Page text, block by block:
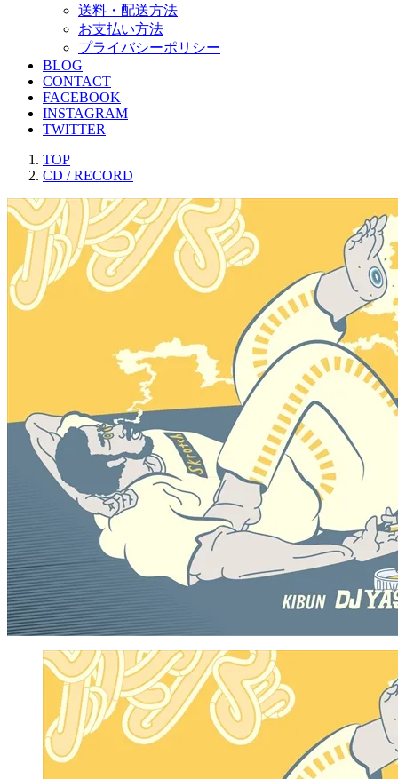
送料・配送方法
お支払い方法
プライバシーポリシー
BLOG
CONTACT
FACEBOOK
INSTAGRAM
TWITTER
TOP
CD / RECORD